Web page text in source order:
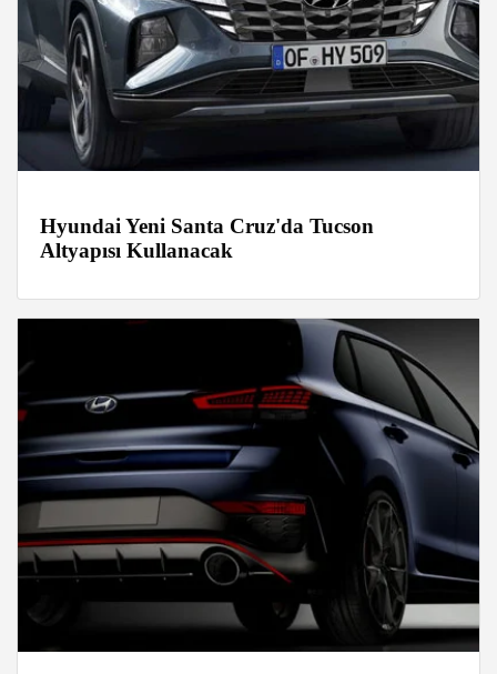
Hyundai Yeni Santa Cruz'da Tucson
Altyapısı Kullanacak